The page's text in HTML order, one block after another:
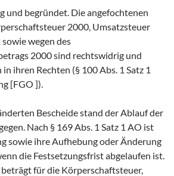
und begründet. Die angefochtenen
2000, Umsatzsteuer
wegen des
2000 sind rechtswidrig und
ihren Rechten (§ 100 Abs. 1 Satz 1
[FGO ]).
Bescheide stand der Ablauf der
Nach § 169 Abs. 1 Satz 1 AO ist
sowie ihre Aufhebung oder Änderung
die Festsetzungsfrist abgelaufen ist.
für die Körperschaftsteuer,